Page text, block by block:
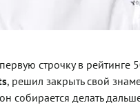
строчку в
, решил закрыть свой
делать